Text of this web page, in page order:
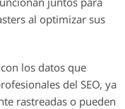
al optimizar sus
los datos que
del SEO, ya
rastreadas o pueden